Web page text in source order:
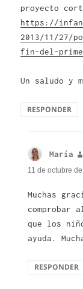
proyecto
https://
2013/11/27/
fin-del-
Un saludo y
RESPONDER
María
11 de octubre
Muchas
comprobar
que los
ayuda.
RESPONDER